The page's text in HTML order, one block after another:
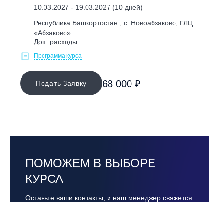
10.03.2027 - 19.03.2027 (10 дней)
Республика Башкортостан., с. Новоабзаково, ГЛЦ
«Абзаково»
Доп. расходы
Программа курса
Подать Заявку 68 000 ₽
ПОМОЖЕМ В ВЫБОРЕ
КУРСА
Оставьте ваши контакты, и наш менеджер свяжется